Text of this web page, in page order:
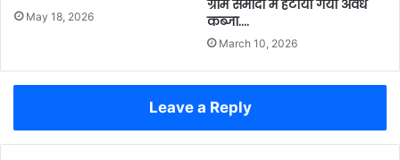
May 18, 2026
ग्राम समोदा में हटाया गया अवैध
कब्जा….
March 10, 2026
Leave a Reply